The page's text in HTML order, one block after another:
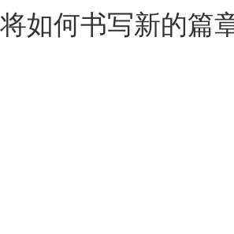
将如何书写新的篇章